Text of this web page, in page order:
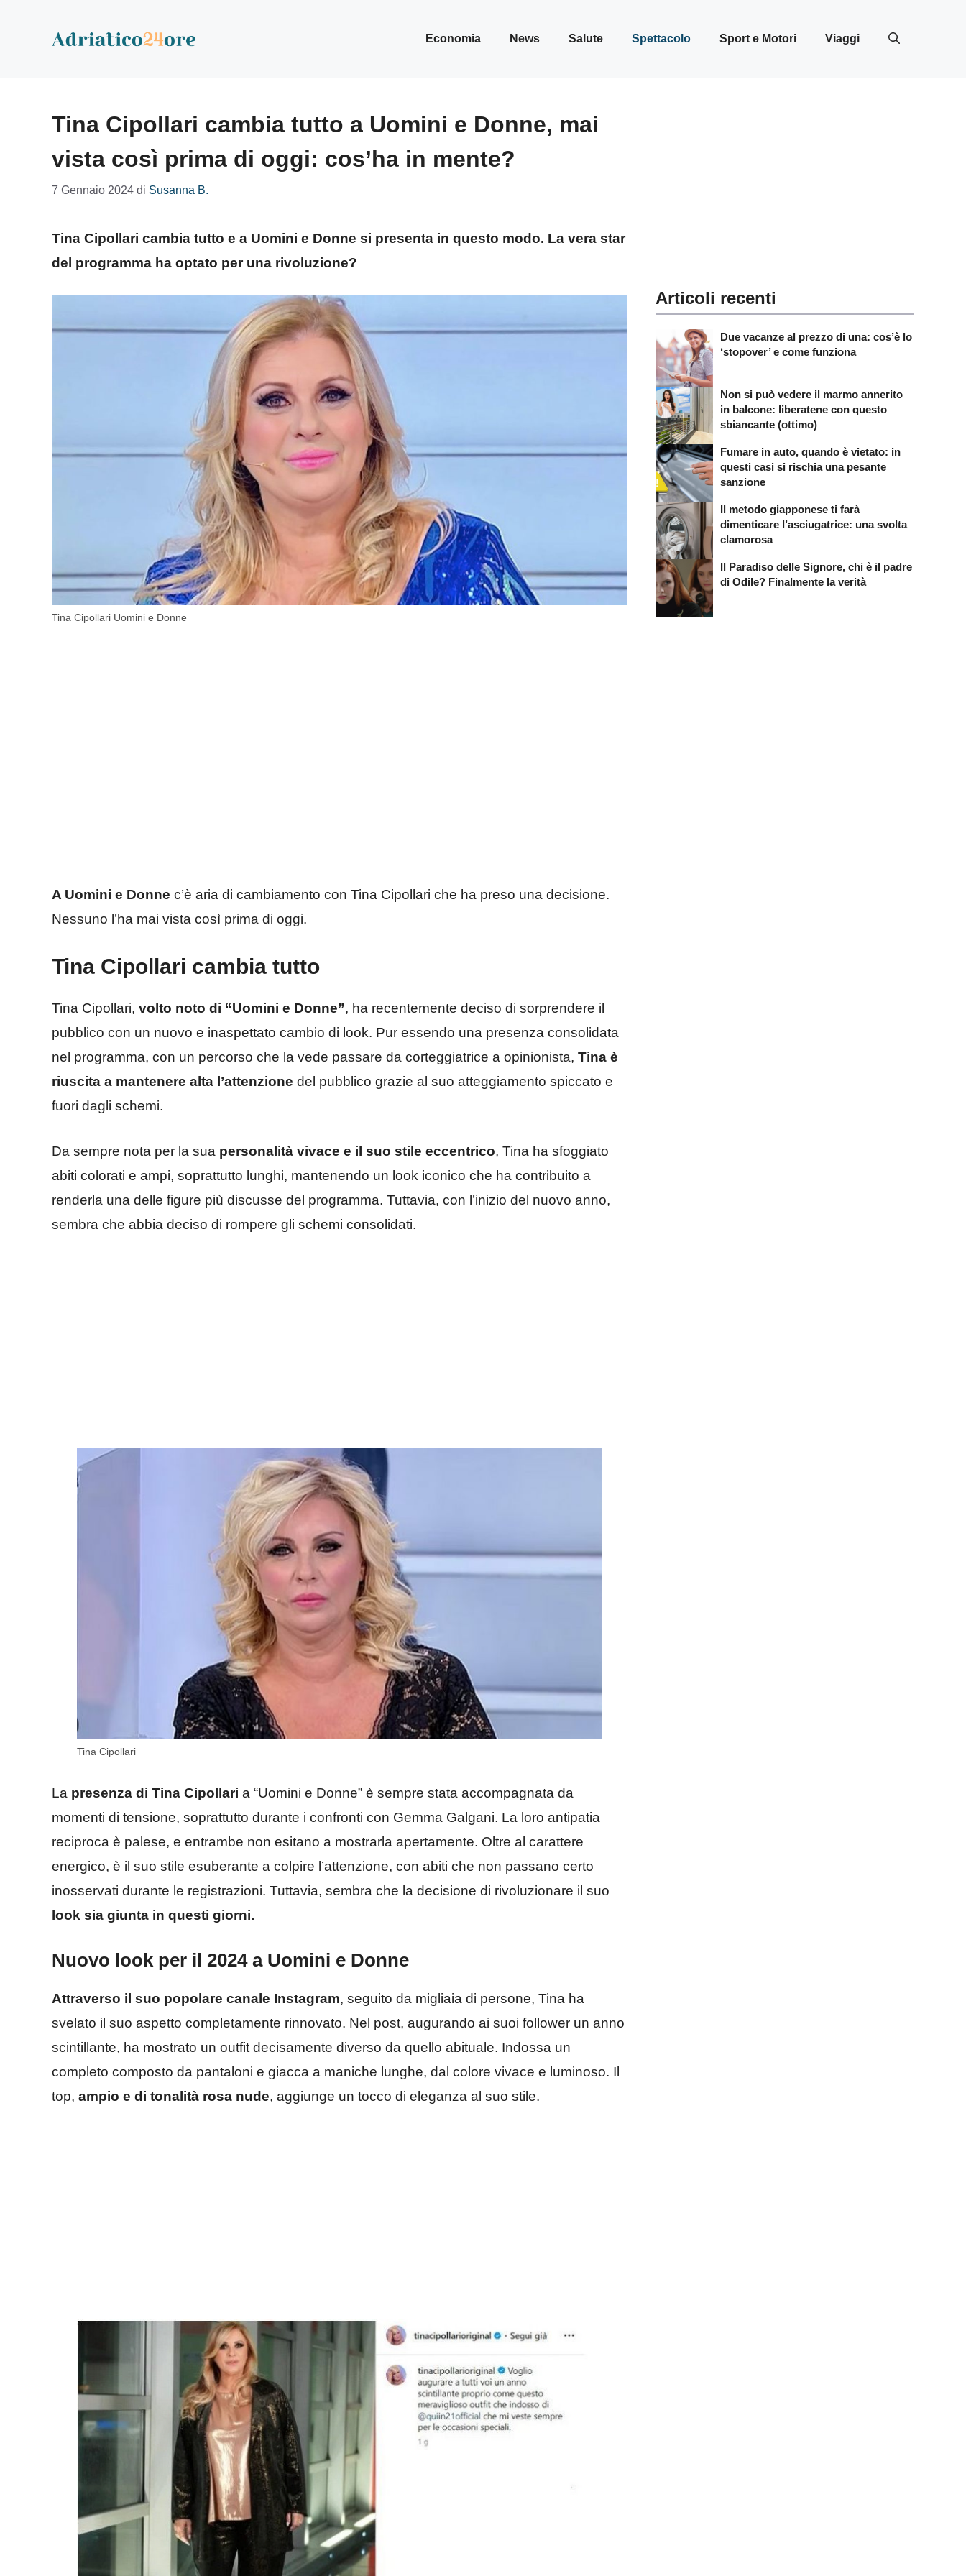
Economia News Salute Spettacolo Sport e Motori Viaggi
Tina Cipollari cambia tutto a Uomini e Donne, mai
vista così prima di oggi: cos’ha in mente?
7 Gennaio 2024 di Susanna B.
Tina Cipollari cambia tutto e a Uomini e Donne si presenta in questo modo. La vera star
del programma ha optato per una rivoluzione?
Tina Cipollari Uomini e Donne
A Uomini e Donne c’è aria di cambiamento con Tina Cipollari che ha preso una decisione.
Nessuno l’ha mai vista così prima di oggi.
Tina Cipollari cambia tutto
Tina Cipollari, volto noto di “Uomini e Donne”, ha recentemente deciso di sorprendere il
pubblico con un nuovo e inaspettato cambio di look. Pur essendo una presenza consolidata
nel programma, con un percorso che la vede passare da corteggiatrice a opinionista, Tina è
riuscita a mantenere alta l’attenzione del pubblico grazie al suo atteggiamento spiccato e
fuori dagli schemi.
Da sempre nota per la sua personalità vivace e il suo stile eccentrico, Tina ha sfoggiato
abiti colorati e ampi, soprattutto lunghi, mantenendo un look iconico che ha contribuito a
renderla una delle figure più discusse del programma. Tuttavia, con l’inizio del nuovo anno,
sembra che abbia deciso di rompere gli schemi consolidati.
Tina Cipollari
La presenza di Tina Cipollari a “Uomini e Donne” è sempre stata accompagnata da
momenti di tensione, soprattutto durante i confronti con Gemma Galgani. La loro antipatia
reciproca è palese, e entrambe non esitano a mostrarla apertamente. Oltre al carattere
energico, è il suo stile esuberante a colpire l’attenzione, con abiti che non passano certo
inosservati durante le registrazioni. Tuttavia, sembra che la decisione di rivoluzionare il suo
look sia giunta in questi giorni.
Nuovo look per il 2024 a Uomini e Donne
Attraverso il suo popolare canale Instagram, seguito da migliaia di persone, Tina ha
svelato il suo aspetto completamente rinnovato. Nel post, augurando ai suoi follower un anno
scintillante, ha mostrato un outfit decisamente diverso da quello abituale. Indossa un
completo composto da pantaloni e giacca a maniche lunghe, dal colore vivace e luminoso. Il
top, ampio e di tonalità rosa nude, aggiunge un tocco di eleganza al suo stile.
Articoli recenti
Due vacanze al prezzo di una: cos’è lo
‘stopover’ e come funziona
Non si può vedere il marmo annerito
in balcone: liberatene con questo
sbiancante (ottimo)
Fumare in auto, quando è vietato: in
questi casi si rischia una pesante
sanzione
Il metodo giapponese ti farà
dimenticare l’asciugatrice: una svolta
clamorosa
Il Paradiso delle Signore, chi è il padre
di Odile? Finalmente la verità